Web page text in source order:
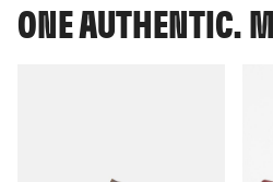
ONE AUTHENTIC.